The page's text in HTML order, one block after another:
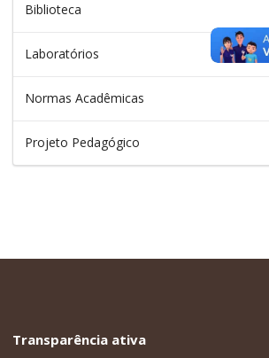
Biblioteca
Laboratórios
Normas Acadêmicas
Projeto Pedagógico
Transparência ativa